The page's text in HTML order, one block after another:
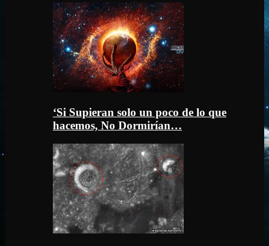
‘Si Supieran solo un poco de lo que
hacemos, No Dormirían…